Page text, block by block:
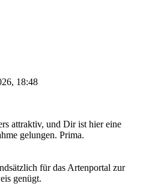
18:48
attraktiv, und Dir ist hier eine
gelungen. Prima.
für das Artenportal zur
genügt.